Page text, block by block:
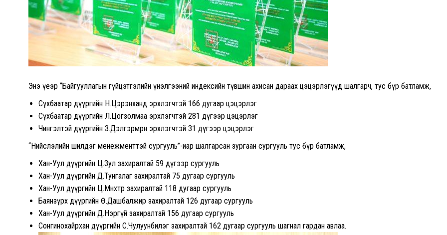
Энэ үеэр “Байгууллагын гүйцэтгэлийн үнэлгээний индексийн түвшин ахисан дараах цэцэрлэгүүд шалгарч, тус бүр батламж,
Сүхбаатар дүүргийн Н.Цэрэнханд эрхлэгчтэй 166 дугаар цэцэрлэг
Сүхбаатар дүүргийн Л.Цогзолмаа эрхлэгчтэй 281 дүгээр цэцэрлэг
Чингэлтэй дүүргийн З.Дэлгэрмөрөн эрхлэгчтэй 31 дүгээр цэцэрлэг
“Нийслэлийн шилдэг менежменттэй сургууль”-иар шалгарсан зургаан сургууль тус бүр батламж,
Хан-Уул дүүргийн Ц.Зул захиралтай 59 дүгээр сургууль
Хан-Уул дүүргийн Д.Тунгалаг захиралтай 75 дугаар сургууль
Хан-Уул дүүргийн Ц.Мөнхтөр захиралтай 118 дугаар сургууль
Баянзүрх дүүргийн Ө.Дашбалжир захиралтай 126 дугаар сургууль
Хан-Уул дүүргийн Д.Нэргүй захиралтай 156 дугаар сургууль
Сонгинохайрхан дүүргийн С.Чулуунбилэг захиралтай 162 дугаар сургууль шагнал гардан авлаа.